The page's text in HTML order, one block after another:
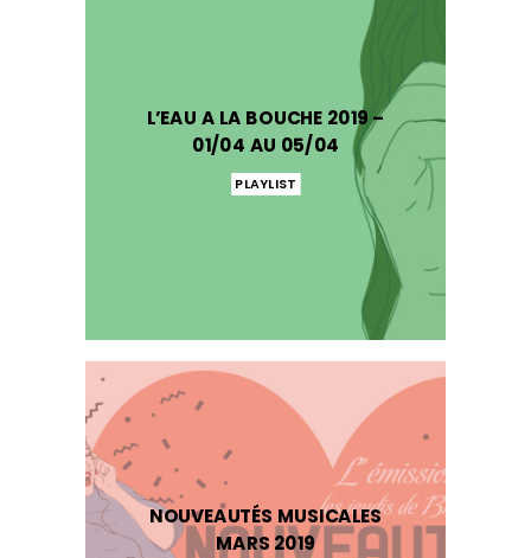
L’EAU A LA BOUCHE 2019 –
01/04 AU 05/04
PLAYLIST
NOUVEAUTÉS MUSICALES
MARS 2019